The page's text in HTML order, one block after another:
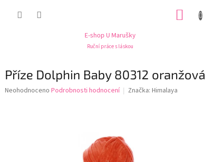
E-shop U Marušky
Ruční práce s láskou
Příze Dolphin Baby 80312 oranžová
Průměrné
Neohodnoceno Podrobnosti hodnocení Značka: Himalaya